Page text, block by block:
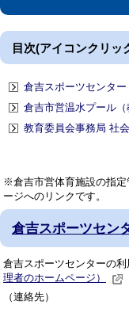
目次(アイコンクリッ
倉吉スポーツセンター
倉吉市営温水プール（
教育委員会事務局 社
※倉吉市営体育施設の指
ージへのリンクです。
倉吉スポーツセン
倉吉スポーツセンターの利
理者のホームページ）
（連絡先）